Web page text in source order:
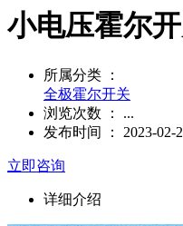
小电压霍尔
所属分类 ：
全极霍尔开关
浏览次数 ： ...
发布时间 ： 2023-02-
立即咨询
详细介绍